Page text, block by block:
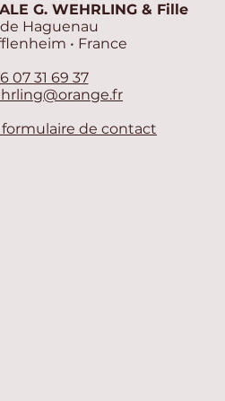
G. WEHRLING & Fille
Haguenau
• France
07 31 69 37
formulaire de contact